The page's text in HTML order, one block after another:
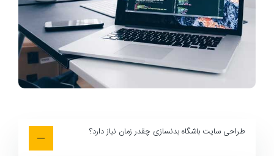
طراحی سایت باشگاه بدنسازی چقدر زمان نیاز دارد؟